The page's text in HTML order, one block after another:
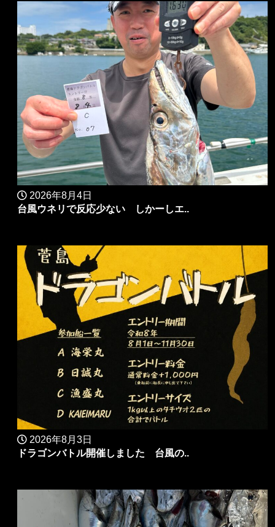
2026年8月4日
台風ウネリで反応少ない しかーしエ..
2026年8月3日
ドラゴンバトル開催しました 台風の..